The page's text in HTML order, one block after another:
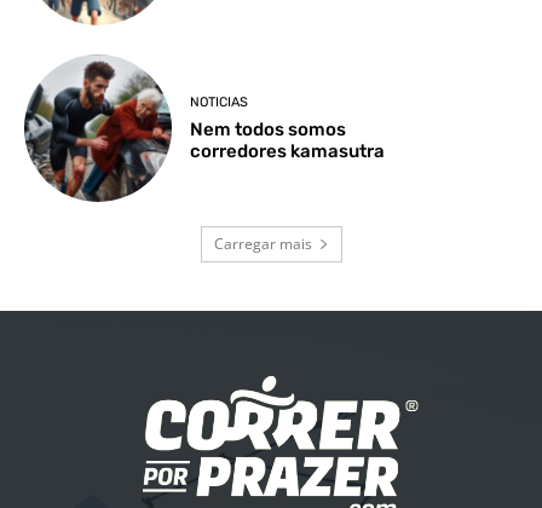
NOTICIAS
Nem todos somos
corredores kamasutra
Carregar mais